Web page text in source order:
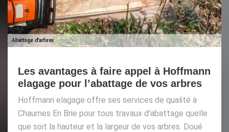
Les avantages à faire appel à Hoffmann
elagage pour l’abattage de vos arbres
Hoffmann elagage offre ses services de qualité à
Chaumes En Brie pour tous travaux d’abattage quelle
que soit la hauteur et la largeur de vos arbres. Doué